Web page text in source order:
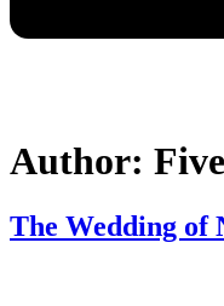
Author:
The Wedding